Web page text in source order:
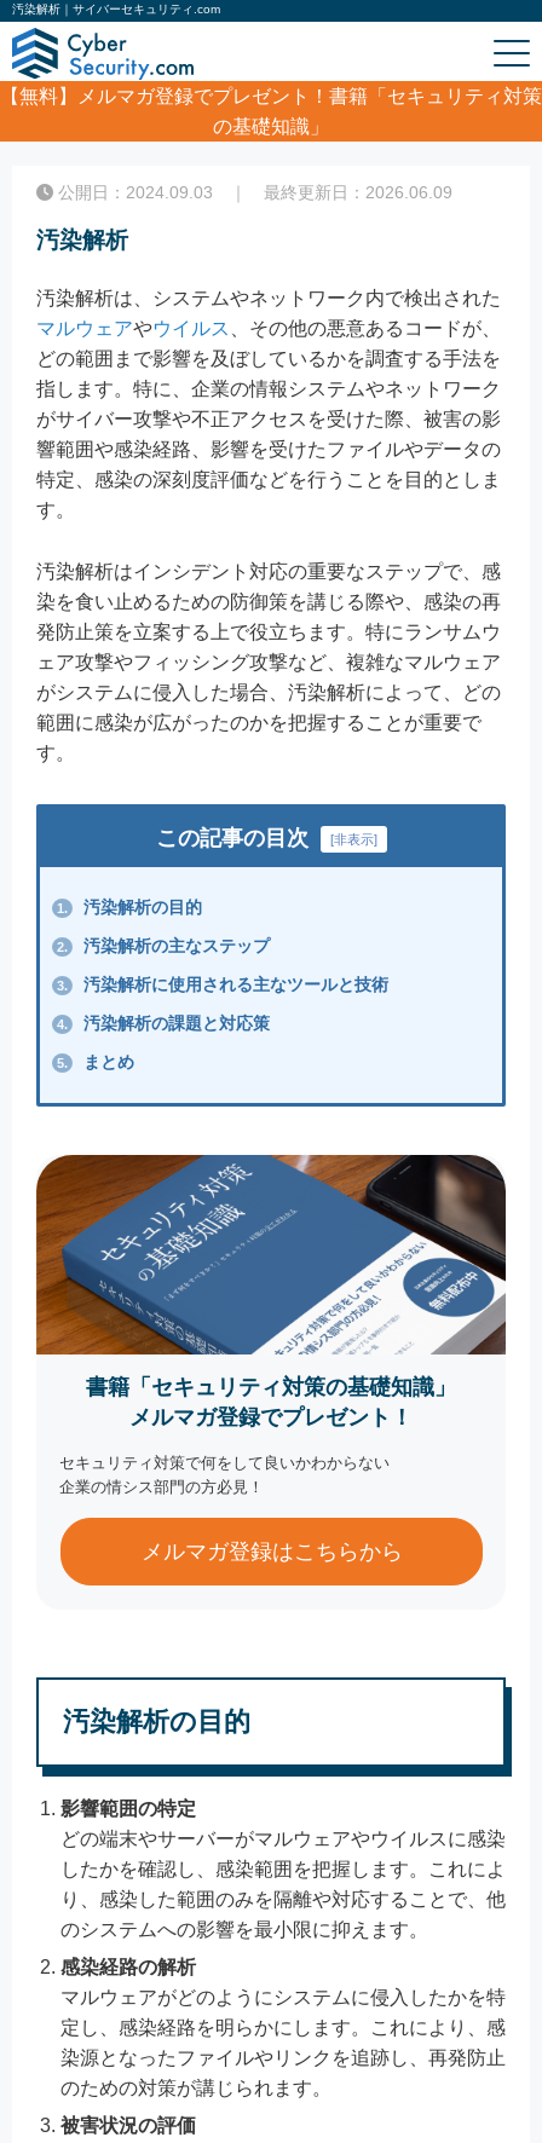
汚染解析｜サイバーセキュリティ.com
【無料】
メルマガ登録でプレゼント！書籍「セキュリティ対策
の基礎知識」
汚染解析
公開日：2024.09.03 ｜ 最終更新日：2026.06.09
汚染解析
汚染解析は、システムやネットワーク内で検出された
マルウェアやウイルス
、その他の悪意あるコードが、
どの範囲まで影響を及ぼしているかを調査する手法を
指します。特に、企業の情報システムやネットワーク
がサイバー攻撃や不正アクセスを受けた際、被害の影
響範囲や感染経路、影響を受けたファイルやデータの
特定、感染の深刻度評価などを行うことを目的としま
す。
汚染解析はインシデント対応の重要なステップで、感
染を食い止めるための防御策を講じる際や、感染の再
発防止策を立案する上で役立ちます。特にランサムウ
ェア攻撃やフィッシング攻撃など、複雑なマルウェア
がシステムに侵入した場合、汚染解析によって、どの
範囲に感染が広がったのかを把握することが重要で
す。
この記事の目次 [非表示]
1. 汚染解析の目的
2. 汚染解析の主なステップ
3. 汚染解析に使用される主なツールと技術
4. 汚染解析の課題と対応策
5. まとめ
書籍「セキュリティ対策の基礎知識」
メルマガ登録でプレゼント！
セキュリティ対策で何をして良いかわからない
企業の情シス部門の方必見！
メルマガ登録はこちらから
汚染解析の目的
影響範囲の特定
どの端末やサーバーがマルウェアやウイルスに感染
したかを確認し、感染範囲を把握します。これによ
り、感染した範囲のみを隔離や対応することで、他
のシステムへの影響を最小限に抑えます。
感染経路の解析
マルウェアがどのようにシステムに侵入したかを特
定し、感染経路を明らかにします。これにより、感
染源となったファイルやリンクを追跡し、再発防止
のための対策が講じられます。
被害状況の評価